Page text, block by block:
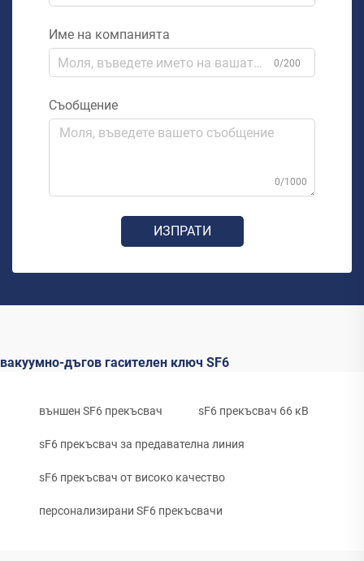
Име на компанията
0/200
Съобщение
0/1000
ИЗПРАТИ
вакуумно-дъгов гасителен ключ SF6
външен SF6 прекъсвач sF6 прекъсвач 66 кВ
sF6 прекъсвач за предавателна линия
sF6 прекъсвач от високо качество
персонализирани SF6 прекъсвачи